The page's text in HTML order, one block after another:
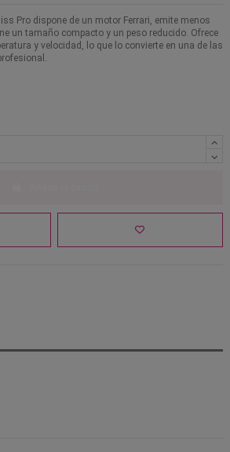
Pro dispone de un motor Ferrari, emite menos
un tamaño compacto y un peso reducido. Ofrece
y velocidad, lo que lo convierte en una de las